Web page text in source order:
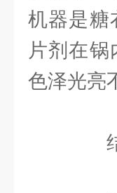
机器是糖
片剂在
色泽光亮
结